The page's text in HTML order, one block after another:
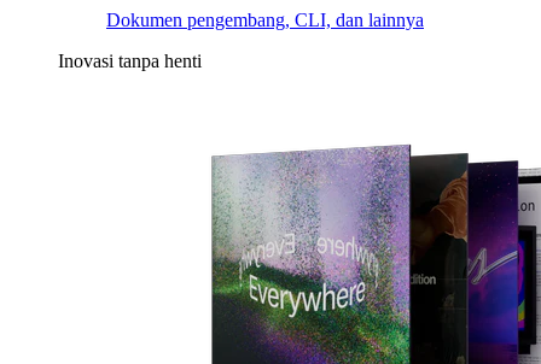
Dokumen pengembang, CLI, dan lainnya
Inovasi tanpa henti